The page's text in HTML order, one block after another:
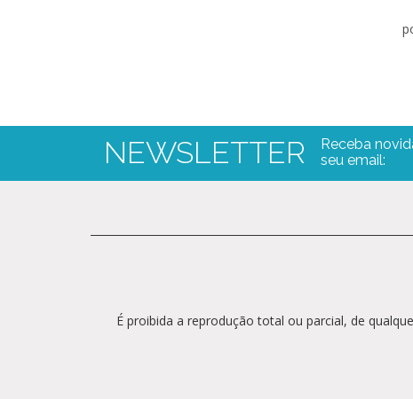
NEWSLETTER
Receba
seu email:
É proibida a reprodução total ou parcial, de